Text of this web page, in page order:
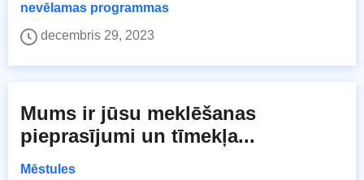
nevēlamas programmas
decembris 29, 2023
Mums ir jūsu meklēšanas
pieprasījumi un tīmekļa...
Mēstules